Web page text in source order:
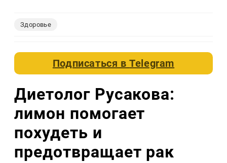
Здоровье
Подписаться вTelegram
Диетолог Русакова:
лимон помогает
похудеть и
предотвращает рак